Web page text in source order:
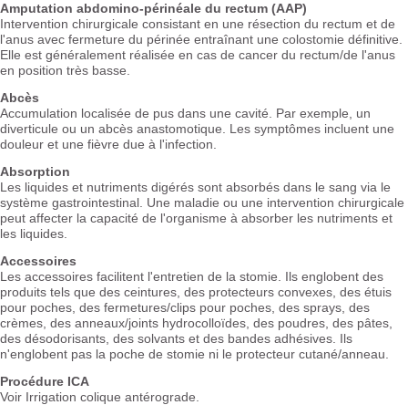
Amputation abdomino-périnéale du rectum (AAP)
Intervention chirurgicale consistant en une résection du rectum et de
l'anus avec fermeture du périnée entraînant une colostomie définitive.
Elle est généralement réalisée en cas de cancer du rectum/de l'anus
en position très basse.
Abcès
Accumulation localisée de pus dans une cavité. Par exemple, un
diverticule ou un abcès anastomotique. Les symptômes incluent une
douleur et une fièvre due à l'infection.
Absorption
Les liquides et nutriments digérés sont absorbés dans le sang via le
système gastrointestinal. Une maladie ou une intervention chirurgicale
peut affecter la capacité de l'organisme à absorber les nutriments et
les liquides.
Accessoires
Les accessoires facilitent l'entretien de la stomie. Ils englobent des
produits tels que des ceintures, des protecteurs convexes, des étuis
pour poches, des fermetures/clips pour poches, des sprays, des
crèmes, des anneaux/joints hydrocolloïdes, des poudres, des pâtes,
des désodorisants, des solvants et des bandes adhésives. Ils
n'englobent pas la poche de stomie ni le protecteur cutané/anneau.
Procédure ICA
Voir Irrigation colique antérograde.